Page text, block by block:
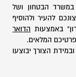
הבטחון ושל
להעיר ולהוסיף
באמצעות הדואר
הצורך יבוצעו